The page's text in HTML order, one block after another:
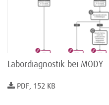
Labordiagnostik bei MODY
PDF, 152 KB